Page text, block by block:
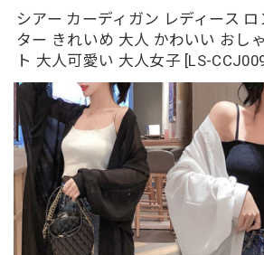
シアー カーディガン レディース
ター きれいめ 大人 かわいい おし
ト 大人可愛い 大人女子 [LS-